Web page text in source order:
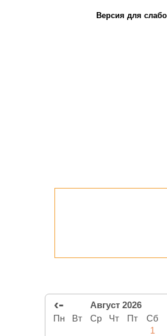
Версия для
‹- Август 2026
Пн Вт Ср Чт Пт Сб
1